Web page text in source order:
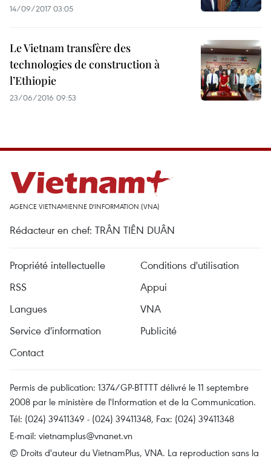
14/09/2017 03:05
Le Vietnam transfère des
technologies de construction à
l’Ethiopie
23/06/2016 09:53
AGENCE VIETNAMIENNE D'INFORMATION (VNA)
Rédacteur en chef: TRÂN TIÊN DUÂN
Propriété intellectuelle
Conditions d'utilisation
RSS
Appui
Langues
VNA
Service d'information
Publicité
Contact
Permis de publication: 1374/GP-BTTTT délivré le 11 septembre
2008 par le ministère de l'Information et de la Communication.
Tél: (024) 39411349 - (024) 39411348, Fax: (024) 39411348
E-mail: vietnamplus@vnanet.vn
© Droits d'auteur du VietnamPlus, VNA. La reproduction sans la